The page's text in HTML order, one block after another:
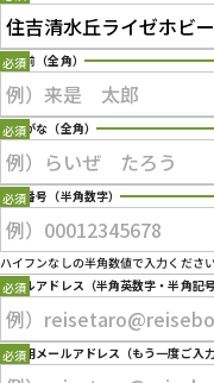
ご利用中のお客様
よくあるご質問
PICK UP!
お問い合わせ
会社概要
特定商取引法に基づく表示
Type 2 or more characters for
お名前 （全角）
ふりがな （全角）
電話番号 （半角数字）
ハイフンなしの半角数値で入力ください
メールアドレス （半角英数字・半角記号
確認用メールアドレス （もう一度ご入